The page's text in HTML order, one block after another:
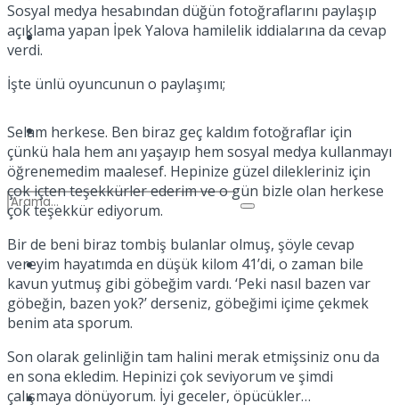
Dünya
Türkiye
Müzik
Podcast
No Result
View All Result
Sosyal medya hesabından düğün fotoğraflarını paylaşıp
açıklama yapan İpek Yalova hamilelik iddialarına da cevap
verdi.
İşte ünlü oyuncunun o paylaşımı;
Selam herkese. Ben biraz geç kaldım fotoğraflar için
çünkü hala hem anı yaşayıp hem sosyal medya kullanmayı
öğrenemedim maalesef. Hepinize güzel dilekleriniz için
çok içten teşekkürler ederim ve o gün bizle olan herkese
çok teşekkür ediyorum.
Bir de beni biraz tombiş bulanlar olmuş, şöyle cevap
vereyim hayatımda en düşük kilom 41’di, o zaman bile
kavun yutmuş gibi göbeğim vardı. ‘Peki nasıl bazen var
göbeğin, bazen yok?’ derseniz, göbeğimi içime çekmek
benim ata sporum.
Son olarak gelinliğin tam halini merak etmişsiniz onu da
en sona ekledim. Hepinizi çok seviyorum ve şimdi
çalışmaya dönüyorum. İyi geceler, öpücükler…